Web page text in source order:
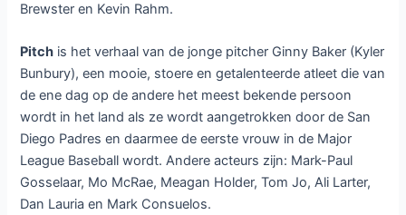
Brewster en Kevin Rahm.
Pitch is het verhaal van de jonge pitcher Ginny Baker (Kyler
Bunbury), een mooie, stoere en getalenteerde atleet die van
de ene dag op de andere het meest bekende persoon
wordt in het land als ze wordt aangetrokken door de San
Diego Padres en daarmee de eerste vrouw in de Major
League Baseball wordt. Andere acteurs zijn: Mark-Paul
Gosselaar, Mo McRae, Meagan Holder, Tom Jo, Ali Larter,
Dan Lauria en Mark Consuelos.